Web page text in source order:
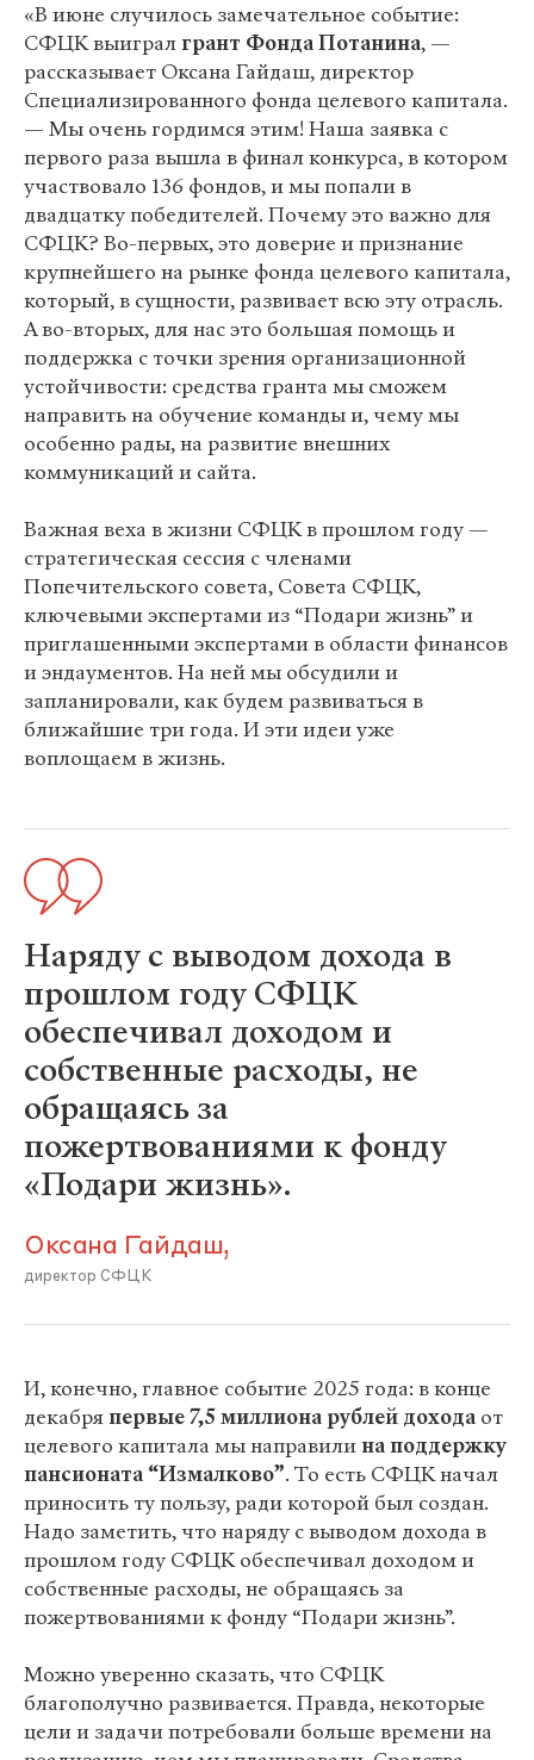
«В июне случилось замечательное событие:
СФЦК выигралгрант Фонда Потанина, —
рассказывает Оксана Гайдаш, директор
Специализированного фонда целевого капитала.
— Мы очень гордимся этим! Наша заявка с
первого раза вышла в финал конкурса, в котором
участвовало 136 фондов, и мы попали в
двадцатку победителей. Почему это важно для
СФЦК? Во-первых, это доверие и признание
крупнейшего на рынке фонда целевого капитала,
который, в сущности, развивает всю эту отрасль.
А во-вторых, для нас это большая помощь и
поддержка с точки зрения организационной
устойчивости: средства гранта мы сможем
направить на обучение команды и, чему мы
особенно рады, на развитие внешних
коммуникаций и сайта.
Важная веха в жизни СФЦК в прошлом году —
стратегическая сессия с членами
Попечительского совета, Совета СФЦК,
ключевыми экспертами из “Подари жизнь” и
приглашенными экспертами в области финансов
и эндаументов. На ней мы обсудили и
запланировали, как будем развиваться в
ближайшие три года. И эти идеи уже
воплощаем в жизнь.
Наряду с выводом дохода в
прошлом году СФЦК
обеспечивал доходом и
собственные расходы, не
обращаясь за
пожертвованиями к фонду
«Подари жизнь».
Оксана Гайдаш,
директор СФЦК
И, конечно, главное событие 2025 года: в конце
декабряпервые 7,5 миллиона рублей дохода от
целевого капитала мы направилина поддержку
пансионата “Измалково”. То есть СФЦК начал
приносить ту пользу, ради которой был создан.
Надо заметить, что наряду с выводом дохода в
прошлом году СФЦК обеспечивал доходом и
собственные расходы, не обращаясь за
пожертвованиями к фонду “Подари жизнь”.
Можно уверенно сказать, что СФЦК
благополучно развивается. Правда, некоторые
цели и задачи потребовали больше времени на